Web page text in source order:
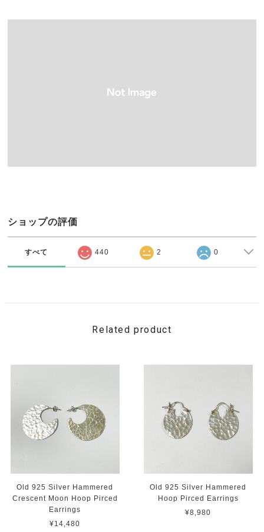
ショップの評価
すべて 440 2 0
Related product
Old 925 Silver Hammered
Crescent Moon Hoop Pirced
Earrings
¥14,480
Old 925 Silver Hammered
Hoop Pirced Earrings
¥8,980